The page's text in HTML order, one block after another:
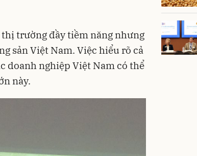
trường đầy tiềm năng nhưng
sản Việt Nam. Việc hiểu rõ cả
doanh nghiệp Việt Nam có thể
này.